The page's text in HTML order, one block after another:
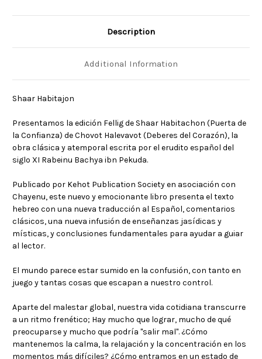
Description
Additional Information
Shaar Habitajon
Presentamos la edición Fellig de Shaar Habitachon (Puerta de
la Confianza) de Chovot Halevavot (Deberes del Corazón), la
obra clásica y atemporal escrita por el erudito español del
siglo XI Rabeinu Bachya ibn Pekuda.
Publicado por Kehot Publication Society en asociación con
Chayenu, este nuevo y emocionante libro presenta el texto
hebreo con una nueva traducción al Español, comentarios
clásicos, una nueva infusión de enseñanzas jasídicas y
místicas, y conclusiones fundamentales para ayudar a guiar
al lector.
El mundo parece estar sumido en la confusión, con tanto en
juego y tantas cosas que escapan a nuestro control.
Aparte del malestar global, nuestra vida cotidiana transcurre
a un ritmo frenético; Hay mucho que lograr, mucho de qué
preocuparse y mucho que podría "salir mal". ¿Cómo
mantenemos la calma, la relajación y la concentración en los
momentos más difíciles? ¿Cómo entramos en un estado de